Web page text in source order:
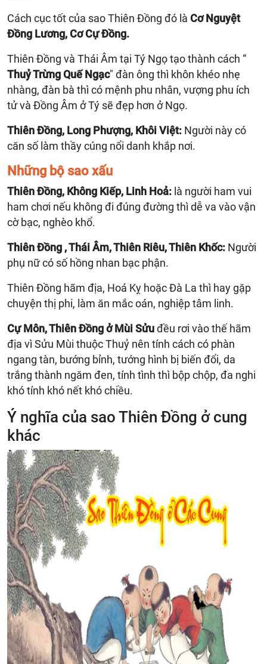
Cách cục tốt của sao Thiên Đồng đó là Cơ Nguyệt
Đồng Lương, Cơ Cự Đồng.
Thiên Đồng và Thái Âm tại Tý Ngọ tạo thành cách “
Thuỷ Trừng Quế Ngạc" đàn ông thì khôn khéo nhẹ
nhàng, đàn bà thì có mệnh phu nhân, vượng phu ích
tử và Đồng Âm ở Tý sẽ đẹp hơn ở Ngọ.
Thiên Đồng, Long Phượng, Khôi Việt: Người này có
căn số làm thầy cúng nổi danh khắp nơi.
Những bộ sao xấu
Thiên Đồng, Không Kiếp, Linh Hoả: là người ham vui
ham chơi nếu không đi đúng đường thì dễ va vào vận
cờ bạc, nghèo khổ.
Thiên Đồng , Thái Âm, Thiên Riêu, Thiên Khốc: Người
phụ nữ có số hồng nhan bạc phận.
Thiên Đồng hãm địa, Hoá Kỵ hoặc Đà La thì hay gặp
chuyện thị phi, làm ăn mắc oán, nghiệp tâm linh.
Cự Môn, Thiên Đồng ở Mùi Sửuđều rơi vào thế hãm
địa vì Sửu Mùi thuộc Thuỷ nên tính cách có phàn
ngang tàn, bướng bỉnh, tướng hình bị biến đổi, da
trắng thành ngăm đen, tính tình thì bộp chộp, đa nghi
khó tính khó nết khó chiều.
Ý nghĩa của sao Thiên Đồng ở cung
khác